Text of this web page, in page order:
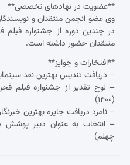
**عضویت در نهادهای تخصصی**
وی عضو انجمن منتقدان و
در چندین دوره از جشنواره
منتقدان حضور داشته است.
**افتخارات و جوایز**
– دریافت تندیس بهترین نقد
– لوح تقدیر از جشنواره فیلم
(۱۴۰۰)
– نامزد دریافت جایزه بهترین خبرنگار
– انتخاب به عنوان دبیر پوشش
چهلم)